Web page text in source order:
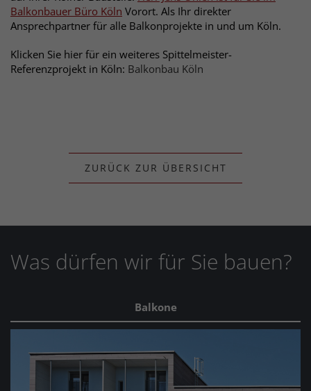
Balkonbauer Büro Köln Vorort. Als Ihr direkter
Ansprechpartner für alle Balkonprojekte in und um Köln.
Klicken Sie hier für ein weiteres Spittelmeister-
Referenzprojekt in Köln: Balkonbau Köln
ZURÜCK ZUR ÜBERSICHT
Was dürfen wir für Sie bauen?
Balkone